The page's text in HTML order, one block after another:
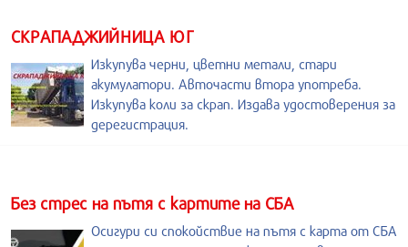
СКРАПАДЖИЙНИЦА ЮГ
Изкупува черни, цветни метали, стари
акумулатори. Авточасти втора употреба.
Изкупува коли за скрап. Издава удостоверения за
дерегистрация.
Без стрес на пътя с картите на СБА
Осигури си спокойствие на пътя с карта от СБА